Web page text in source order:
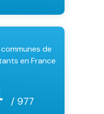
de
en France
/ 977